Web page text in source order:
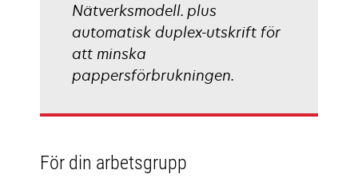
Nätverksmodell. plus
automatisk duplex-utskrift för
att minska
pappersförbrukningen.
För din arbetsgrupp